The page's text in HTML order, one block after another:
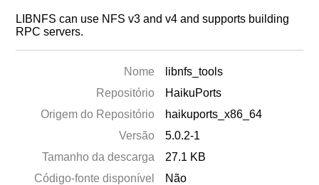
LIBNFS can use NFS v3 and v4 and supports building
RPC servers.
Nome
libnfs_tools
Repositório
HaikuPorts
Origem do Repositório
haikuports_x86_64
Versão
5.0.2-1
Tamanho da descarga
27.1 KB
Código-fonte disponível
Não